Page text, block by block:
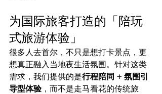
为国际旅客打造的「陪玩
式旅游体验」
很多人去首尔，不只是想打卡景点，更
想真正融入当地夜生活氛围。针对这类
需求，我们提供的是行程陪同 + 氛围引
导型体验，而不是走马看花的传统旅